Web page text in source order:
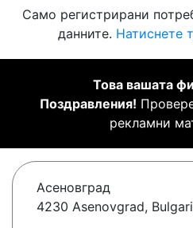
Само регистрирани
данните. Натиснете
Това вашата
Поздравления!
рекламни
Асеновград
4230 Asenovgrad,